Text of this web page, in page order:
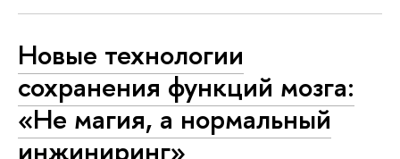
Новые технологии
сохранения функций мозга:
«Не магия, а нормальный
инжиниринг»